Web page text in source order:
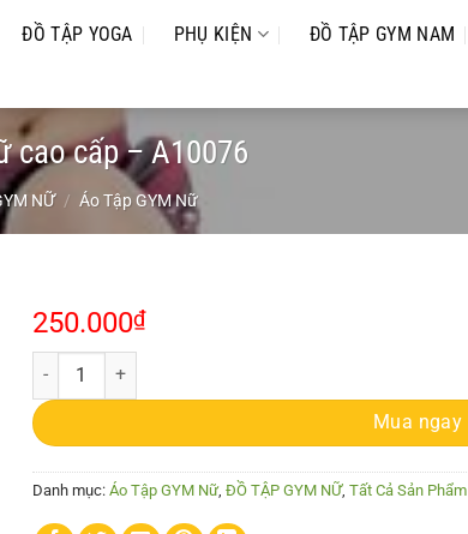
ĐỒ TẬP YOGA PHỤ KIỆN ĐỒ TẬP GYM NAM
cao cấp – A10076
NỮ / Áo Tập GYM Nữ
250.000₫
Áo bra tập gym nữ cao cấp - A10076 số lượng
Mua ngay
Danh mục: Áo Tập GYM Nữ, ĐỒ TẬP GYM NỮ, Tất Cả Sản Phẩm